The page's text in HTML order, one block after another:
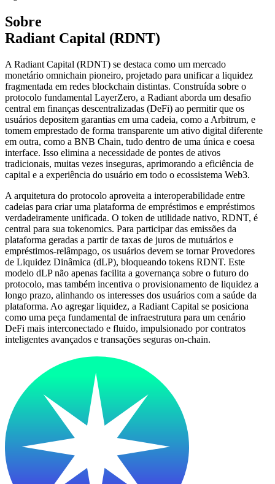
Sobre
Radiant Capital (RDNT)
A Radiant Capital (RDNT) se destaca como um mercado
monetário omnichain pioneiro, projetado para unificar a liquidez
fragmentada em redes blockchain distintas. Construída sobre o
protocolo fundamental LayerZero, a Radiant aborda um desafio
central em finanças descentralizadas (DeFi) ao permitir que os
usuários depositem garantias em uma cadeia, como a Arbitrum, e
tomem emprestado de forma transparente um ativo digital diferente
em outra, como a BNB Chain, tudo dentro de uma única e coesa
interface. Isso elimina a necessidade de pontes de ativos
tradicionais, muitas vezes inseguras, aprimorando a eficiência de
capital e a experiência do usuário em todo o ecossistema Web3.
A arquitetura do protocolo aproveita a interoperabilidade entre
cadeias para criar uma plataforma de empréstimos e empréstimos
verdadeiramente unificada. O token de utilidade nativo, RDNT, é
central para sua tokenomics. Para participar das emissões da
plataforma geradas a partir de taxas de juros de mutuários e
empréstimos-relâmpago, os usuários devem se tornar Provedores
de Liquidez Dinâmica (dLP), bloqueando tokens RDNT. Este
modelo dLP não apenas facilita a governança sobre o futuro do
protocolo, mas também incentiva o provisionamento de liquidez a
longo prazo, alinhando os interesses dos usuários com a saúde da
plataforma. Ao agregar liquidez, a Radiant Capital se posiciona
como uma peça fundamental de infraestrutura para um cenário
DeFi mais interconectado e fluido, impulsionado por contratos
inteligentes avançados e transações seguras on-chain.